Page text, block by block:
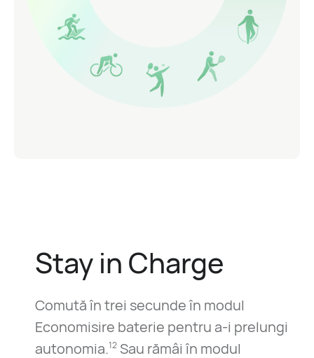
Stay in Charge
Comută în trei secunde în modul
Economisire baterie pentru a-i prelungi
autonomia.12Sau rămâi în modul